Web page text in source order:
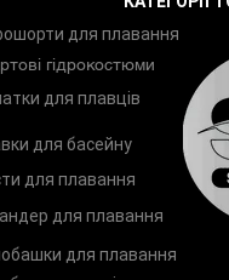
для плавання
гідрокостюми
для плавців
для басейну
для плавання
для плавання
для плавання